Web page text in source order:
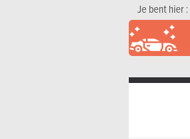
Je bent hier :